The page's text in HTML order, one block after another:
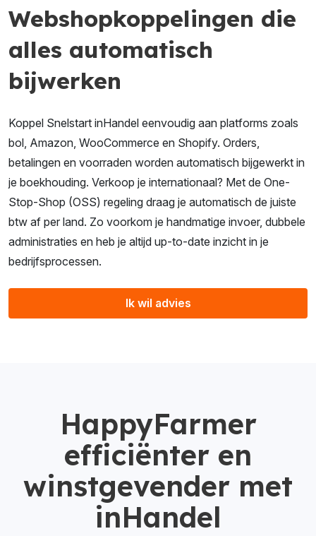
Webshopkoppelingen die
alles automatisch
bijwerken
Koppel Snelstart inHandel eenvoudig aan platforms zoals
bol, Amazon, WooCommerce en Shopify. Orders,
betalingen en voorraden worden automatisch bijgewerkt in
je boekhouding. Verkoop je internationaal? Met de One-
Stop-Shop (OSS) regeling draag je automatisch de juiste
btw af per land. Zo voorkom je handmatige invoer, dubbele
administraties en heb je altijd up-to-date inzicht in je
bedrijfsprocessen.
Ik wil advies
HappyFarmer
efficiënter en
winstgevender met
inHandel